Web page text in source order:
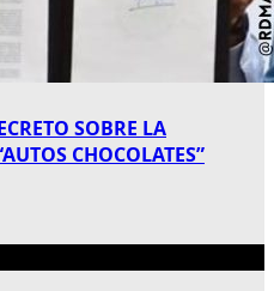
SOBRE LA
CHOCOLATES”